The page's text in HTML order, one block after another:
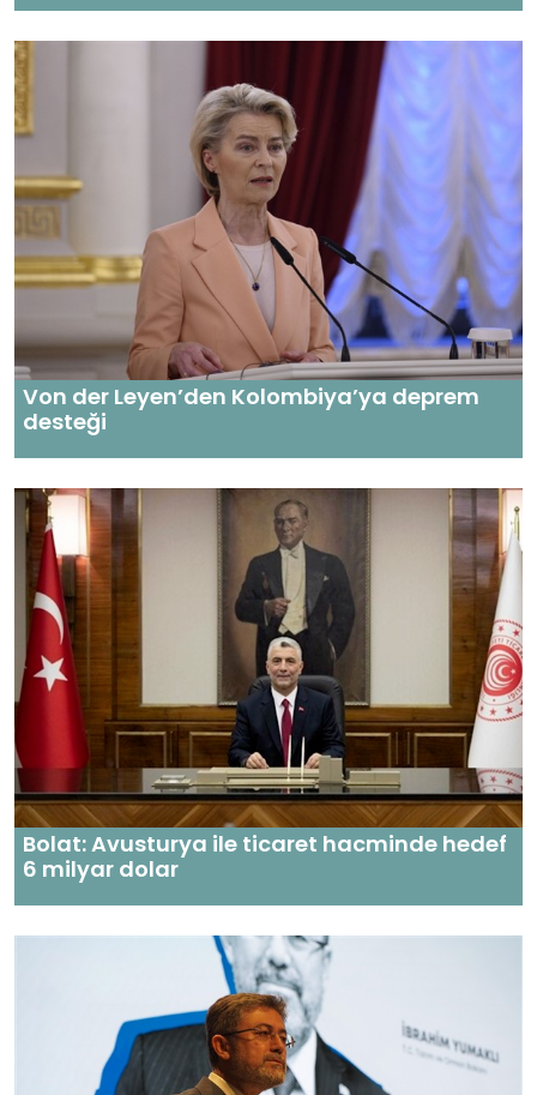
Von der Leyen’den Kolombiya’ya deprem
desteği
Bolat: Avusturya ile ticaret hacminde hedef
6 milyar dolar